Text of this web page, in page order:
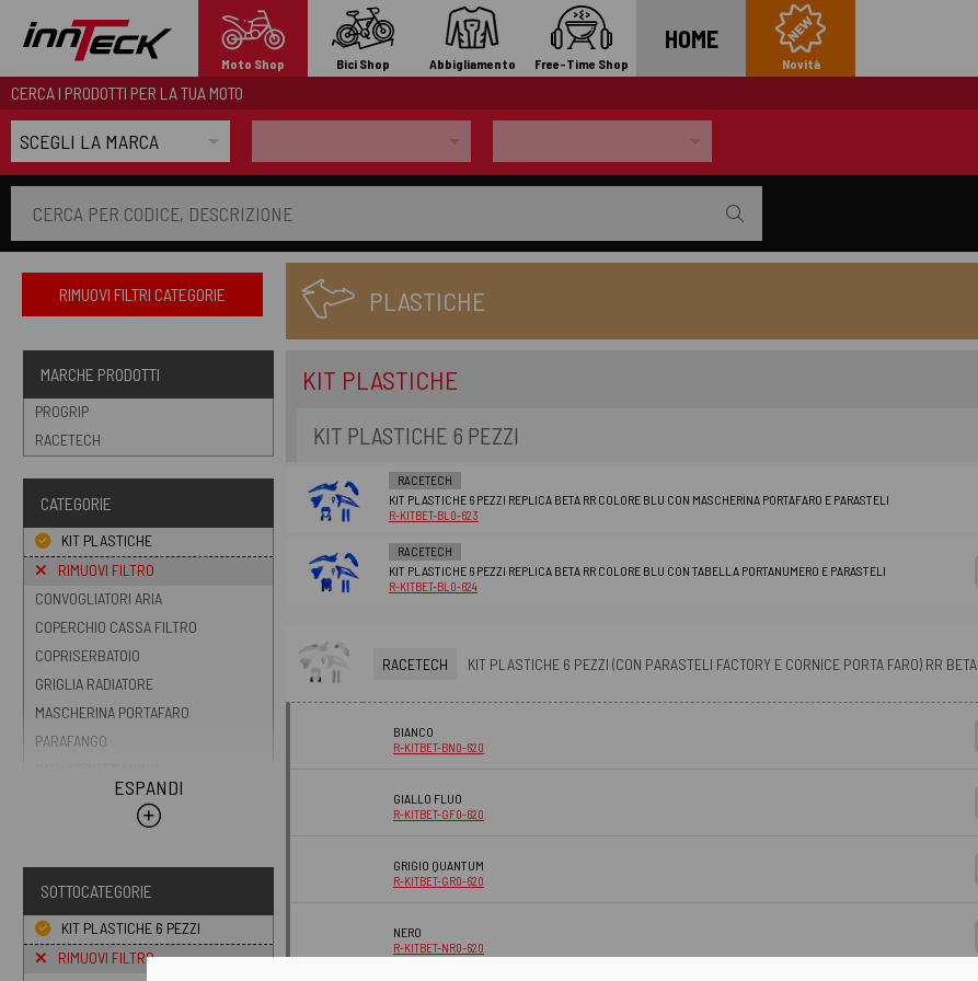
Moto Shop Bici Shop Abbigliamento Free-Time Shop
HOME
Novità
CERCA I PRODOTTI PER LA TUA MOTO
PLASTICHE
RIMUOVI FILTRI CATEGORIE
MARCHE PRODOTTI
PROGRIP
RACETECH
CATEGORIE
KIT PLASTICHE
RIMUOVI FILTRO
CONVOGLIATORI ARIA
COPERCHIO CASSA FILTRO
COPRISERBATOIO
GRIGLIA RADIATORE
MASCHERINA PORTAFARO
PARAFANGO
AMMORTIZZATORE
TABELLA PORTANUMERO
ESPANDI
SOTTOCATEGORIE
KIT PLASTICHE 6 PEZZI
RIMUOVI FILTRO
KIT PLASTICHE
KIT PLASTICHE 6 PEZZI
RACETECH
KIT PLASTICHE 6 PEZZI REPLICA BETA RR COLORE BLU CON MASCHERINA PORTAFARO E PARASTELI
R-KITBET-BL0-623
RACETECH
KIT PLASTICHE 6 PEZZI REPLICA BETA RR COLORE BLU CON TABELLA PORTANUMERO E PARASTELI
R-KITBET-BL0-624
RACETECH KIT PLASTICHE 6 PEZZI (CON PARASTELI FACTORY E CORNICE PORTA FARO) RR BETA
BIANCO
R-KITBET-BN0-620
GIALLO FLUO
R-KITBET-GF0-620
GRIGIO QUANTUM
R-KITBET-GR0-620
NERO
R-KITBET-NR0-620